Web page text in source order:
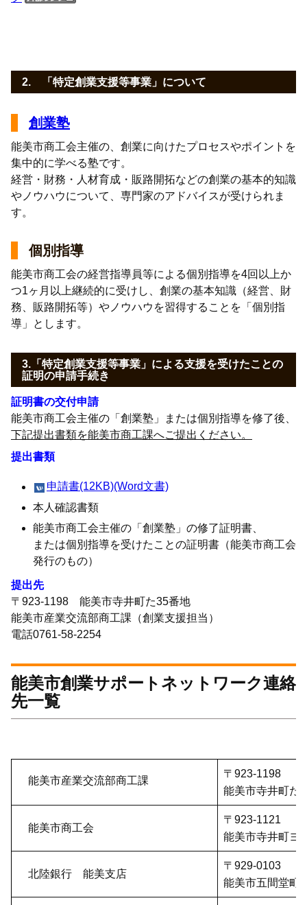
2. 「特定創業支援等事業」について
創業塾
能美市商工会主催の、創業に向けたプロセスやポイントを
集中的に学べる塾です。
経営・財務・人材育成・販路開拓などの創業の基本的知識
やノウハウについて、専門家のアドバイスが受けられま
す。
個別指導
能美市商工会の経営指導員等による個別指導を4回以上か
つ1ヶ月以上継続的に受けし、創業の基本知識（経営、財
務、販路開拓等）やノウハウを習得することを「個別指
導」とします。
3.「特定創業支援等事業」による支援を受けたことの
証明の申請手続き
証明書の交付申請
能美市商工会主催の「創業塾」または個別指導を修了後、
下記提出書類を能美市商工課へご提出ください。
提出書類
申請書(12KB)(Word文書)
本人確認書類
能美市商工会主催の「創業塾」の修了証明書、
または個別指導を受けたことの証明書（能美市商工会
発行のもの）
提出先
〒923-1198 能美市寺井町た35番地
能美市産業交流部商工課（創業支援担当）
電話0761-58-2254
能美市創業サポートネットワーク連絡
先一覧
能美市産業交流部商工課
〒923-1198
能美市寺井町た
能美市商工会
〒923-1121
能美市寺井町ヨ
北陸銀行 能美支店
〒929-0103
能美市五間堂町